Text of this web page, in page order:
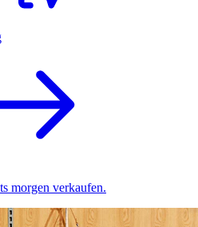
morgen verkaufen.